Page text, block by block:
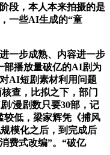
段，本人本来拍摄的是
一些AI生成的“童
步成熟、内容进一步
部播放量破亿的AI剧为
AI短剧素材利用问题
查，比拟之下，部门
/漫剧数只要30部，记
较低，梁家辉凭《捕风
模化之后，到完成后
费式改编”。“破亿